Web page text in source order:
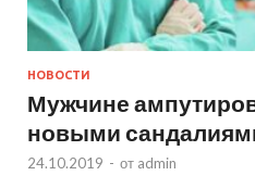
НОВОСТИ
Мужчине
новыми
24.10.2019 - от admin